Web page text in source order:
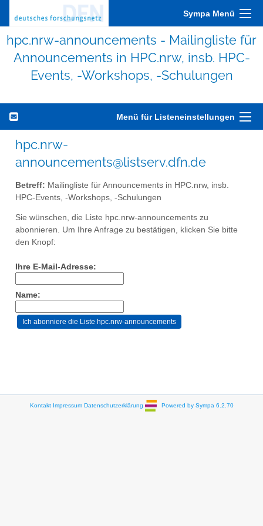
Sympa Menü
hpc.nrw-announcements - Mailingliste für
Announcements in HPC.nrw, insb. HPC-
Events, -Workshops, -Schulungen
Menü für Listeneinstellungen
hpc.nrw-
announcements@listserv.dfn.de
Betreff: Mailingliste für Announcements in HPC.nrw, insb.
HPC-Events, -Workshops, -Schulungen
Sie wünschen, die Liste hpc.nrw-announcements zu
abonnieren. Um Ihre Anfrage zu bestätigen, klicken Sie bitte
den Knopf:
Ihre E-Mail-Adresse:
Name:
Kontakt Impressum Datenschutzerklärung Powered by Sympa 6.2.70